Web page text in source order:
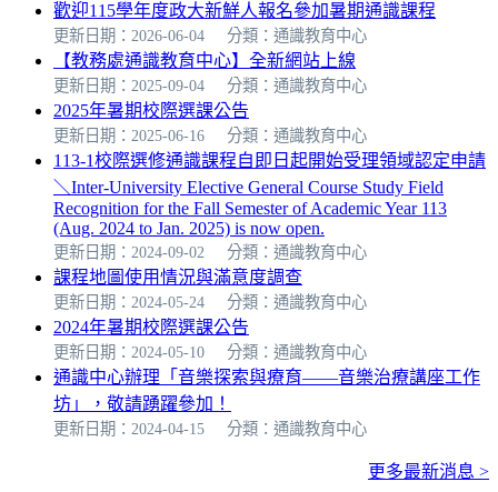
歡迎115學年度政大新鮮人報名參加暑期通識課程
更新日期：2026-06-04 分類：通識教育中心
【教務處通識教育中心】全新網站上線
更新日期：2025-09-04 分類：通識教育中心
2025年暑期校際選課公告
更新日期：2025-06-16 分類：通識教育中心
113-1校際選修通識課程自即日起開始受理領域認定申請
＼Inter-University Elective General Course Study Field
Recognition for the Fall Semester of Academic Year 113
(Aug. 2024 to Jan. 2025) is now open.
更新日期：2024-09-02 分類：通識教育中心
課程地圖使用情況與滿意度調查
更新日期：2024-05-24 分類：通識教育中心
2024年暑期校際選課公告
更新日期：2024-05-10 分類：通識教育中心
通識中心辦理「音樂探索與療育——音樂治療講座工作
坊」，敬請踴躍參加！
更新日期：2024-04-15 分類：通識教育中心
更多最新消息 >